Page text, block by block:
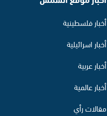
أخبار فلسطينية
أخبار اسرائيلية
أخبار عربية
أخبار عالمية
مقالات رأي